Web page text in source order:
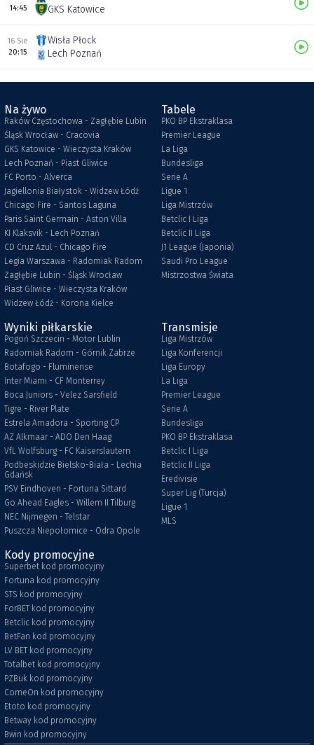
14:45
GKS Katowice
16 Sie
20:15
Wisła Płock
Lech Poznań
Na żywo
Raków Częstochowa - Zagłębie Lubin
Śląsk Wrocław - Cracovia
GKS Katowice - Wieczysta Kraków
Lech Poznań - Piast Gliwice
FC Porto - Alverca
Jagiellonia Białystok - Widzew Łódź
Chicago Fire - Santos Laguna
Paris Saint Germain - Aston Villa
KI Klaksvik - Lech Poznań
CD Cruz Azul - Chicago Fire
Legia Warszawa - Radomiak Radom
Zagłębie Lubin - Śląsk Wrocław
Piast Gliwice - Wieczysta Kraków
Widzew Łódź - Korona Kielce
Tabele
PKO BP Ekstraklasa
Premier League
La Liga
Bundesliga
Serie A
Ligue 1
Liga Mistrzów
Betclic I Liga
Betclic II Liga
J1 League (Japonia)
Saudi Pro League
Mistrzostwa Świata
Wyniki piłkarskie
Pogoń Szczecin - Motor Lublin
Radomiak Radom - Górnik Zabrze
Botafogo - Fluminense
Inter Miami - CF Monterrey
Boca Juniors - Velez Sarsfield
Tigre - River Plate
Estrela Amadora - Sporting CP
AZ Alkmaar - ADO Den Haag
VfL Wolfsburg - FC Kaiserslautern
Podbeskidzie Bielsko-Biała - Lechia
Gdańsk
PSV Eindhoven - Fortuna Sittard
Go Ahead Eagles - Willem II Tilburg
NEC Nijmegen - Telstar
Puszcza Niepołomice - Odra Opole
Transmisje
Liga Mistrzów
Liga Konferencji
Liga Europy
La Liga
Premier League
Serie A
Bundesliga
PKO BP Ekstraklasa
Betclic I Liga
Betclic II Liga
Eredivisie
Super Lig (Turcja)
Ligue 1
MLS
Kody promocyjne
Superbet kod promocyjny
Fortuna kod promocyjny
STS kod promocyjny
ForBET kod promocyjny
Betclic kod promocyjny
BetFan kod promocyjny
LV BET kod promocyjny
Totalbet kod promocyjny
PZBuk kod promocyjny
ComeOn kod promocyjny
Etoto kod promocyjny
Betway kod promocyjny
Bwin kod promocyjny